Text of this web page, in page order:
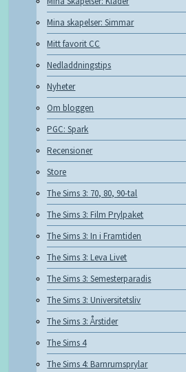
Mina skapelser: Simmar
Mitt favorit CC
Nedladdningstips
Nyheter
Om bloggen
PGC: Spark
Recensioner
Store
The Sims 3: 70, 80, 90-tal
The Sims 3: Film Prylpaket
The Sims 3: In i Framtiden
The Sims 3: Leva Livet
The Sims 3: Semesterparadis
The Sims 3: Universitetsliv
The Sims 3: Årstider
The Sims 4
The Sims 4: Barnrumsprylar